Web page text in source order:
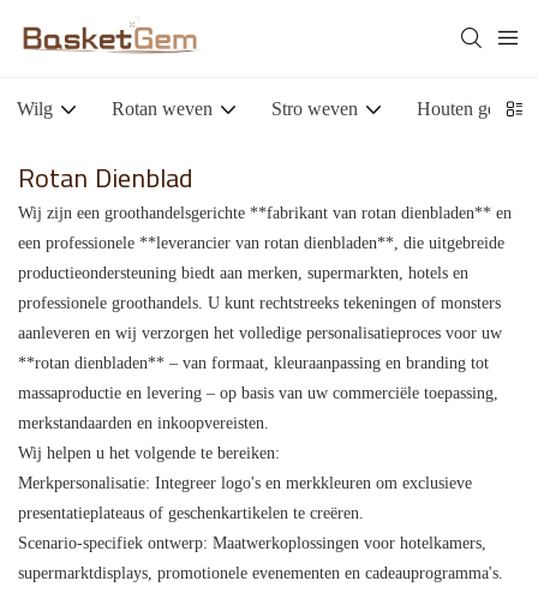
Wilg Rotan weven Stro weven Houten
Rotan Dienblad
Wij zijn een groothandelsgerichte **fabrikant van rotan dienbladen** en
een professionele **leverancier van rotan dienbladen**, die uitgebreide
productieondersteuning biedt aan merken, supermarkten, hotels en
professionele groothandels. U kunt rechtstreeks tekeningen of monsters
aanleveren en wij verzorgen het volledige personalisatieproces voor uw
**rotan dienbladen** – van formaat, kleuraanpassing en branding tot
massaproductie en levering – op basis van uw commerciële toepassing,
merkstandaarden en inkoopvereisten.
Wij helpen u het volgende te bereiken:
Merkpersonalisatie: Integreer logo's en merkkleuren om exclusieve
presentatieplateaus of geschenkartikelen te creëren.
Scenario-specifiek ontwerp: Maatwerkoplossingen voor hotelkamers,
supermarktdisplays, promotionele evenementen en cadeauprogramma's.